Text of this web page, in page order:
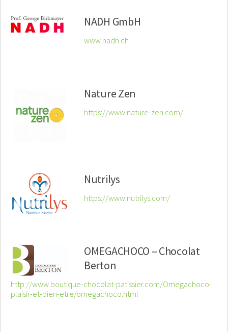
NADH GmbH
www.nadh.ch
Nature Zen
https://www.nature-zen.com/
Nutrilys
https://www.nutrilys.com/
OMEGACHOCO – Chocolat
Berton
http://www.boutique-chocolat-patissier.com/Omegachoco-
plaisir-et-bien-etre/omegachoco.html